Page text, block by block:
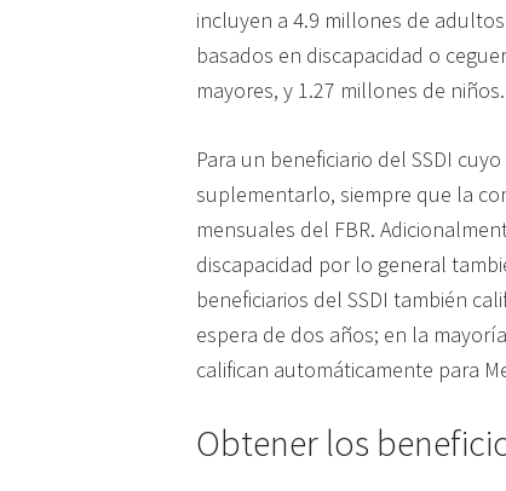
incluyen a 4.9 millones de
basados en discapacidad o
mayores, y 1.27 millones de niños.
Para un beneficiario del SSDI
suplementarlo, siempre que la
mensuales del FBR.
discapacidad por lo general
beneficiarios del SSDI también
espera de dos años; en la
califican automáticamente para
Obtener los